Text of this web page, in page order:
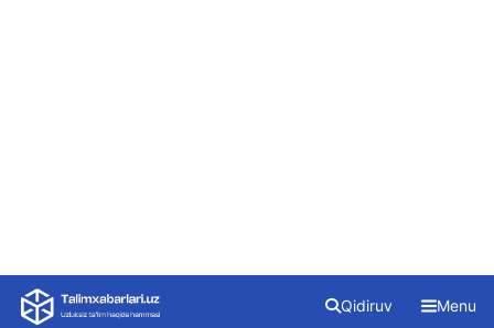
Skip
Qidiruv Menu